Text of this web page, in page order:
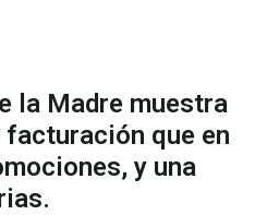
la Madre muestra
que en
y una